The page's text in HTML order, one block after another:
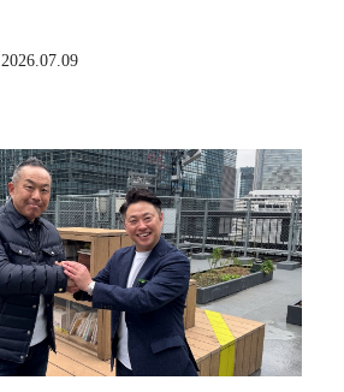
2026.07.09